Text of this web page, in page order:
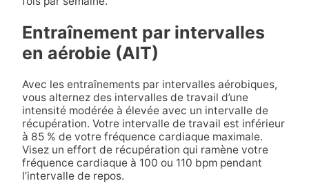
Entraînement par intervalles
en aérobie (AIT)
Avec les entraînements par intervalles aérobiques,
vous alternez des intervalles de travail d’une
intensité modérée à élevée avec un intervalle de
récupération. Votre intervalle de travail est inférieur
à 85 % de votre fréquence cardiaque maximale.
Visez un effort de récupération qui ramène votre
fréquence cardiaque à 100 ou 110 bpm pendant
l’intervalle de repos.